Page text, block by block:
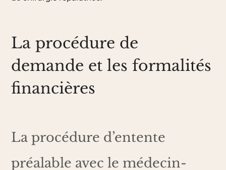
La procédure de
demande et les formalités
financières
La procédure d’entente
préalable avec le médecin-